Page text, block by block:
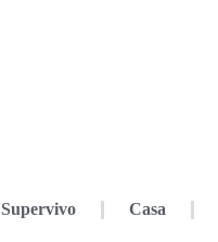
Supervivo Casa